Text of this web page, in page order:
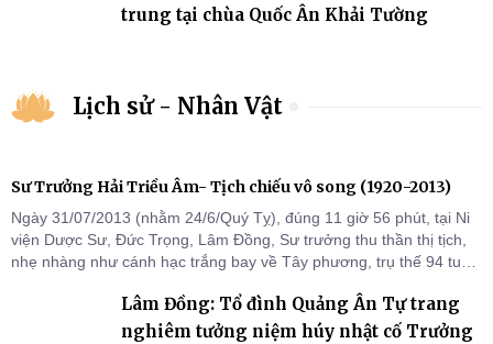
trung tại chùa Quốc Ân Khải Tường
Lịch sử - Nhân Vật
Sư Trưởng Hải Triều Âm- Tịch chiếu vô song (1920-2013)
Ngày 31/07/2013 (nhằm 24/6/Quý Tỵ), đúng 11 giờ 56 phút, tại Ni
viện Dược Sư, Đức Trọng, Lâm Đồng, Sư trưởng thu thần thị tịch,
nhẹ nhàng như cánh hạc trắng bay về Tây phương, trụ thế 94 tuổi
Lâm Đồng: Tổ đình Quảng Ân Tự trang
nghiêm tưởng niệm húy nhật cố Trưởng